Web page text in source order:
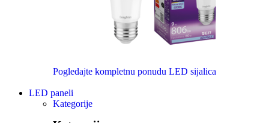
Pogledajte kompletnu ponudu LED sijalica
LED paneli
Kategorije